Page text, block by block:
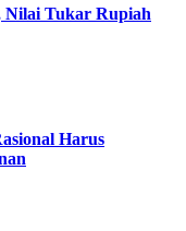
Nilai Tukar Rupiah
Harus